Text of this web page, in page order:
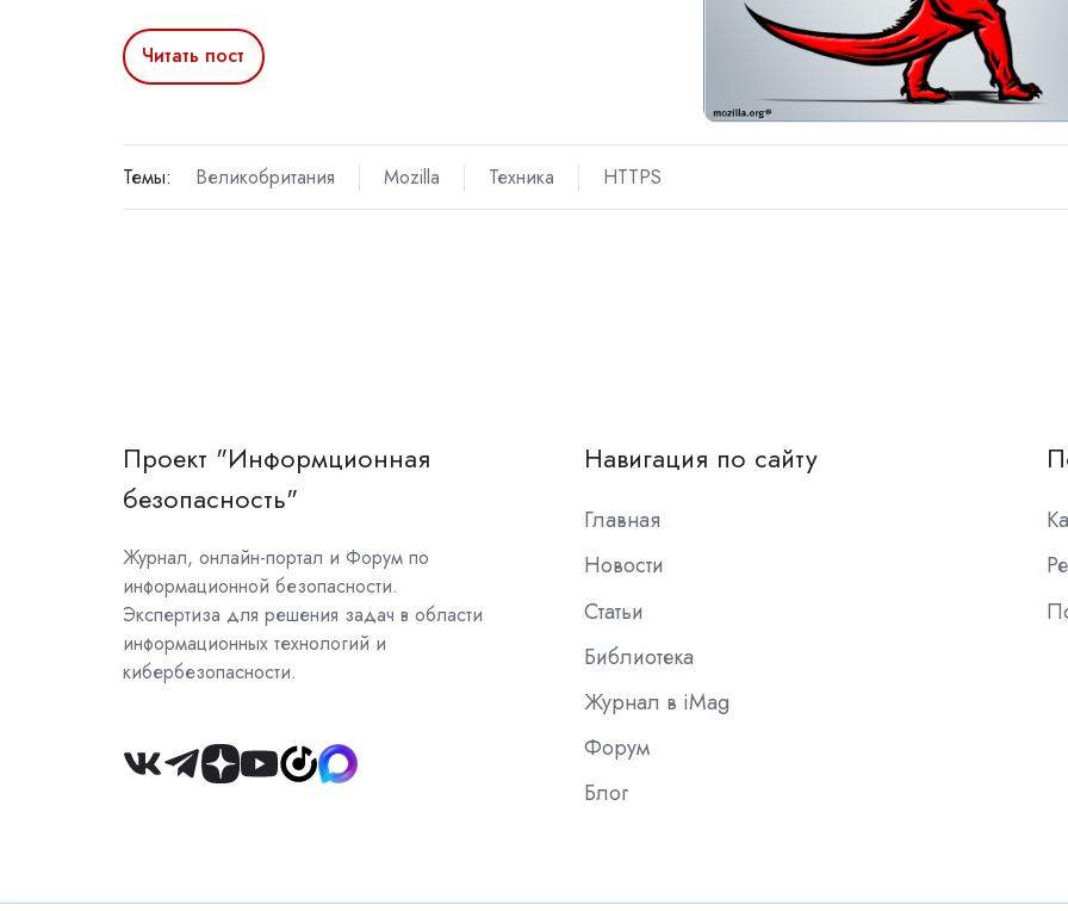
Читать пост
Темы: Великобритания Mozilla Техника HTTPS
Проект "Информционная
безопасность"
Журнал, онлайн-портал и Форум по
информационной безопасности.
Экспертиза для решения задач в области
информационных технологий и
кибербезопасности.
Join
Навигация по сайту
Главная
Новости
Статьи
Библиотека
Журнал в iMag
Форум
Блог